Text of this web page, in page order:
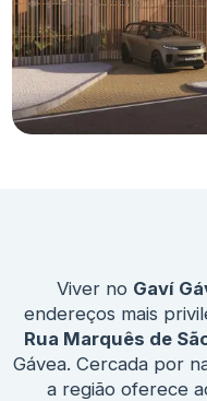
Viver no Gaví
endereços mais
Rua Marquês de
Gávea. Cercada por
a região oferece